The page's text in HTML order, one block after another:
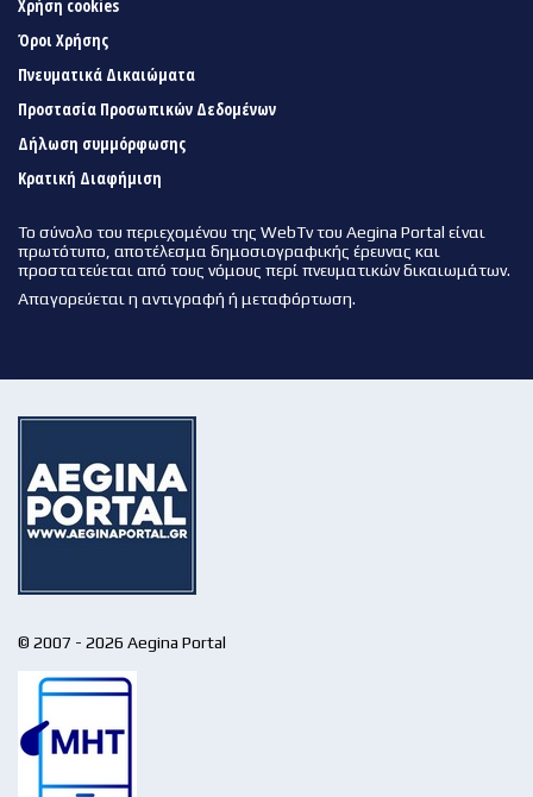
Χρήση cookies
Όροι Χρήσης
Πνευματικά Δικαιώματα
Προστασία Προσωπικών Δεδομένων
Δήλωση συμμόρφωσης
Κρατική Διαφήμιση
Το σύνολο του περιεχομένου της WebTv του Aegina Portal είναι
πρωτότυπο, αποτέλεσμα δημοσιογραφικής έρευνας και
προστατεύεται από τους νόμους περί πνευματικών δικαιωμάτων.
Απαγορεύεται η αντιγραφή ή μεταφόρτωση.
© 2007 - 2026 Aegina Portal